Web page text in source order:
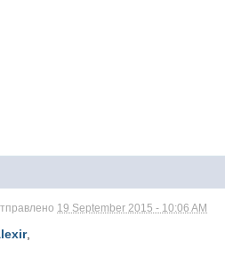
19 September 2015 - 10:06 AM
,